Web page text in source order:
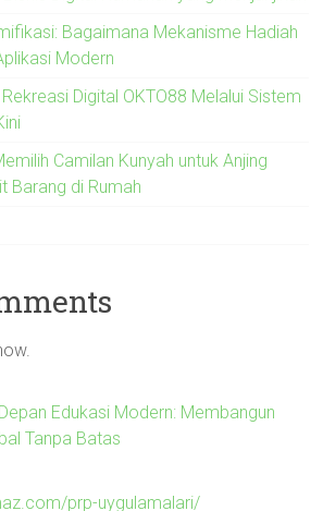
Bagaimana Mekanisme Hadiah
Modern
Digital OKTO88 Melalui Sistem
Camilan Kunyah untuk Anjing
Barang di Rumah
Edukasi Modern: Membangun
Tanpa Batas
prp-uygulamalari/